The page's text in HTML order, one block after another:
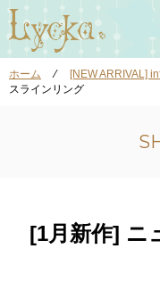
ホーム ⁄ [NEW ARRIVAL]
スラインリング
[1月新作] ニ